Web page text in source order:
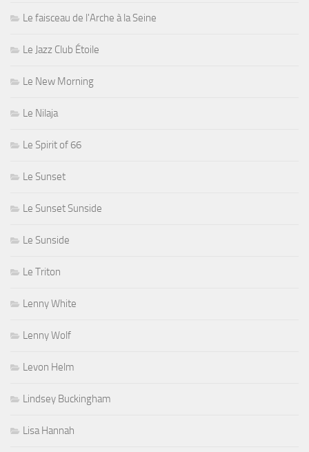
Le faisceau de l'Arche à la Seine
Le Jazz Club Étoile
Le New Morning
Le Nilaja
Le Spirit of 66
Le Sunset
Le Sunset Sunside
Le Sunside
Le Triton
Lenny White
Lenny Wolf
Levon Helm
Lindsey Buckingham
Lisa Hannah